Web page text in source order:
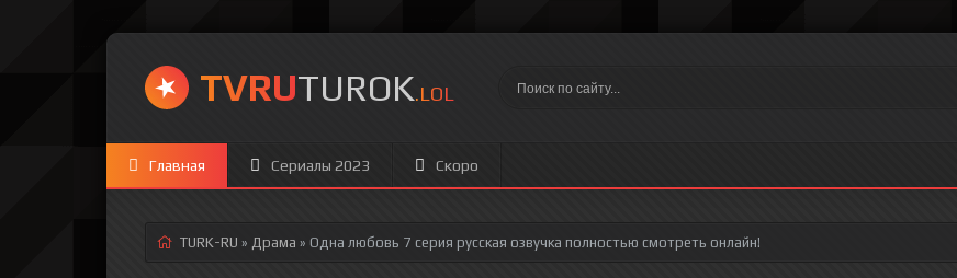
TVRUTUROK.LOL
Главная Сериалы 2023 Скоро
TURK-RU » Драма » Одна любовь 7 серия русская озвучка полностью смотреть онлайн!